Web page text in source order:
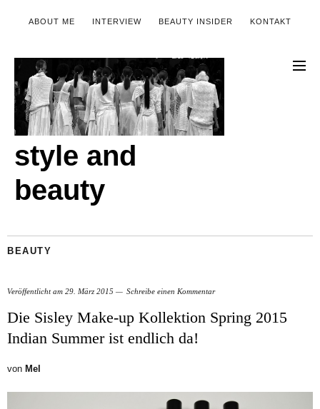
ABOUT ME INTERVIEW BEAUTY INSIDER KONTAKT
style and
beauty
BEAUTY
Veröffentlicht am 29. März 2015 Schreibe einen Kommentar
Die Sisley Make-up Kollektion Spring 2015
Indian Summer ist endlich da!
von Mel